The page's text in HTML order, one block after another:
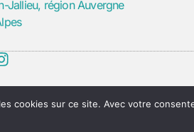
Jallieu, région Auvergne
cookies sur ce site. Avec votre